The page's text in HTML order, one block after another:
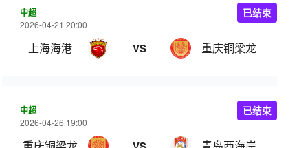
中超
2026-04-21 20:00
上海海港 VS 重庆铜梁龙
已结束
中超
2026-04-26 19:00
已结束